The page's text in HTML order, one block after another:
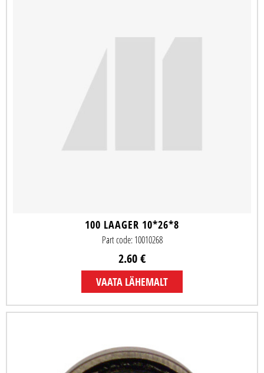
100 LAAGER 10*26*8
Part code: 10010268
2.60 €
VAATA LÄHEMALT